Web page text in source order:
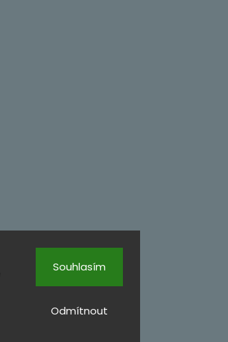
Odmítnout
Souhlasím